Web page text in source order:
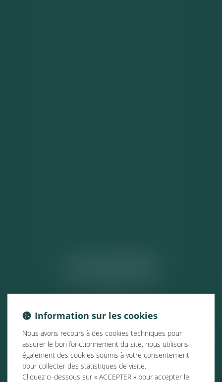
Information sur les cookies
Nous avons recours à des cookies techniques pour
assurer le bon fonctionnement du site, nous utilisons
également des cookies soumis à votre consentement
pour collecter des statistiques de visite.
Cliquez ci-dessous sur « ACCEPTER » pour accepter le